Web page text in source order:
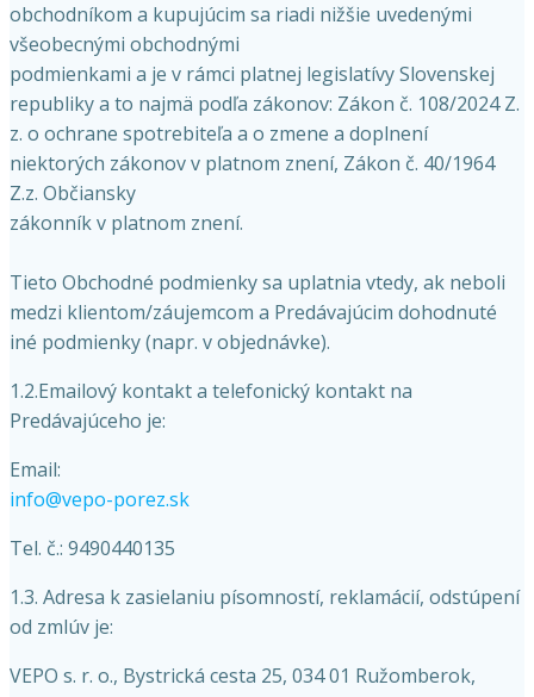
obchodníkom a kupujúcim sa riadi nižšie uvedenými
všeobecnými obchodnými
podmienkami a je v rámci platnej legislatívy Slovenskej
republiky a to najmä podľa zákonov: Zákon č. 108/2024 Z.
z. o ochrane spotrebiteľa a o zmene a doplnení
niektorých zákonov v platnom znení, Zákon č. 40/1964
Z.z. Občiansky
zákonník v platnom znení.
Tieto Obchodné podmienky sa uplatnia vtedy, ak neboli
medzi klientom/záujemcom a Predávajúcim dohodnuté
iné podmienky (napr. v objednávke).
1.2.Emailový kontakt a telefonický kontakt na
Predávajúceho je:
Email:
info@vepo-porez.sk
Tel. č.: 9490440135
1.3. Adresa k zasielaniu písomností, reklamácií, odstúpení
od zmlúv je:
VEPO s. r. o., Bystrická cesta 25, 034 01 Ružomberok,